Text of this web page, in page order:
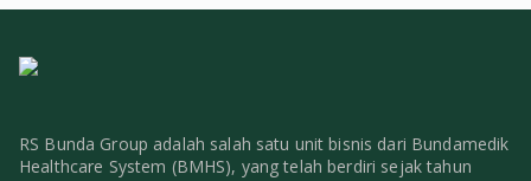
RS Bunda Group adalah salah satu unit bisnis dari Bundamedik
Healthcare System (BMHS), yang telah berdiri sejak tahun